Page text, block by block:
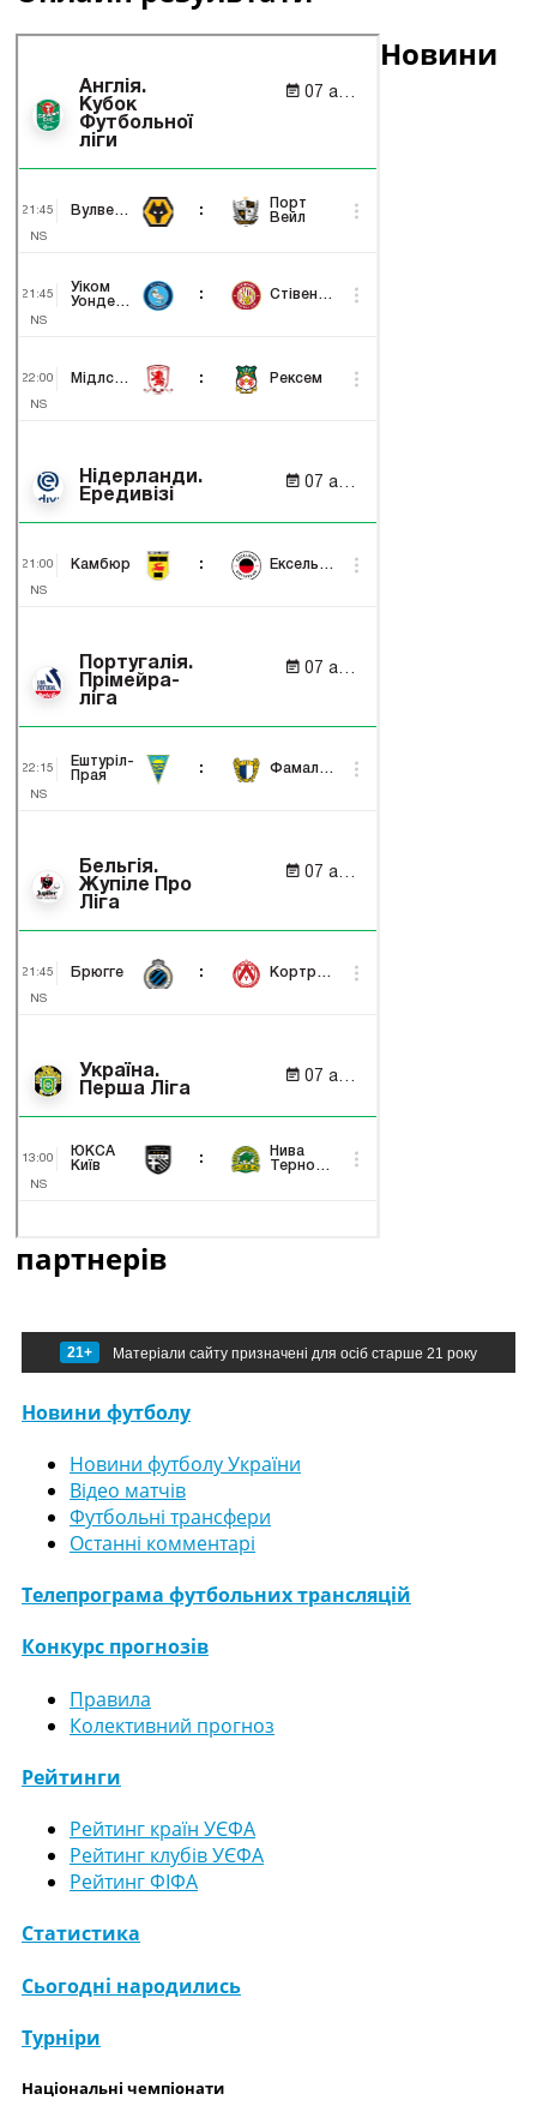
Новини
партнерів
21+ Матеріали сайту призначені для осіб старше 21 року
Новини футболу
Новини футболу України
Відео матчів
Футбольні трансфери
Останні комментарі
Телепрограма футбольних трансляцій
Конкурс прогнозів
Правила
Колективний прогноз
Рейтинги
Рейтинг країн УЄФА
Рейтинг клубів УЄФА
Рейтинг ФІФА
Статистика
Сьогодні народились
Турніри
Національні чемпіонати